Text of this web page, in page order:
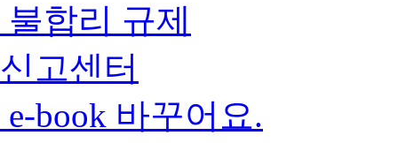
불합리 규제
신고센터
e-book 바꾸어요.